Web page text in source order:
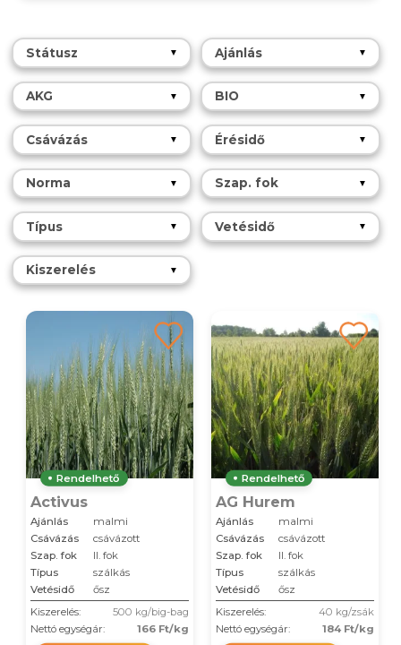
Státusz ▼ Ajánlás ▼
AKG ▼ BIO ▼
Csávázás ▼ Érésidő ▼
Norma ▼ Szap. fok ▼
Típus ▼ Vetésidő ▼
Kiszerelés ▼
Rendelhető
Activus
Ajánlás
malmi
Csávázás
csávázott
Szap. fok
II. fok
Típus
szálkás
Vetésidő
ősz
Kiszerelés:
500 kg/big-bag
Nettó egységár:
166 Ft/kg
Rendelhető
AG Hurem
Ajánlás
malmi
Csávázás
csávázott
Szap. fok
II. fok
Típus
szálkás
Vetésidő
ősz
Kiszerelés:
40 kg/zsák
Nettó egységár:
184 Ft/kg